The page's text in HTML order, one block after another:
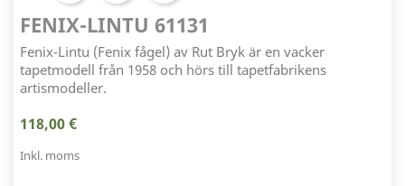
FENIX-LINTU 61131
Fenix-Lintu (Fenix fågel) av Rut Bryk är en vacker
tapetmodell från 1958 och hörs till tapetfabrikens
artismodeller.
118,00 €
Inkl. moms